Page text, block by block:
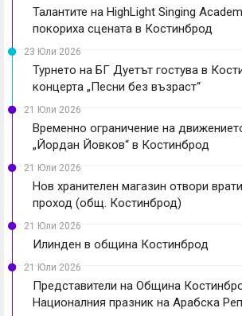
Талантите на HighLight Singing
покориха сцената в Костинброд
23 Юли 2026
Турнето на БГ Дуетът гостува в
концерта „Песни без възраст“
21 Юли 2026
Временно ограничение на
„Йордан Йовков“ в Костинброд
21 Юли 2026
Нов хранителен магазин отвори
проход (общ. Костинброд)
21 Юли 2026
Илинден в община Костинброд
21 Юли 2026
Представители на Община
Националния празник на Арабска